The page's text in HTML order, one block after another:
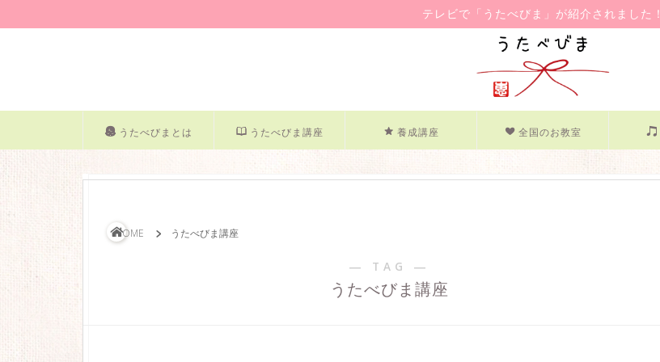
テレビで「うたべびま」が紹介されました！
うたべびまとは うたべびま講座 養成講座 全国のお教室
HOME うたべびま講座
― TAG ―
うたべびま講座